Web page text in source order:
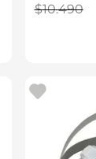
$10.490